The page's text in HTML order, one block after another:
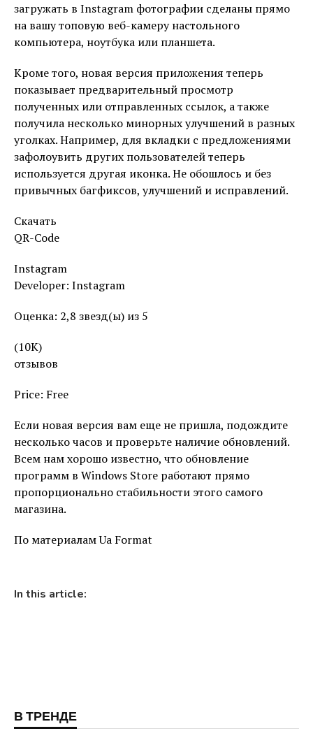
загружать в Instagram фотографии сделаны прямо
на вашу топовую веб-камеру настольного
компьютера, ноутбука или планшета.
Кроме того, новая версия приложения теперь
показывает предварительный просмотр
полученных или отправленных ссылок, а также
получила несколько минорных улучшений в разных
уголках. Например, для вкладки с предложениями
зафолоувить других пользователей теперь
используется другая иконка. Не обошлось и без
привычных багфиксов, улучшений и исправлений.
Скачать
QR-Code
Instagram
Developer: Instagram
Оценка: 2,8 звезд(ы) из 5
(10K)
отзывов
Price: Free
Если новая версия вам еще не пришла, подождите
несколько часов и проверьте наличие обновлений.
Всем нам хорошо известно, что обновление
программ в Windows Store работают прямо
пропорционально стабильности этого самого
магазина.
По материалам Ua Format
In this article:
В ТРЕНДЕ